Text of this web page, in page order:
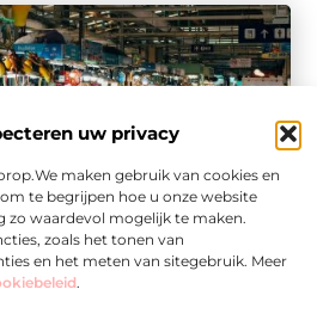
uw privacy
maken gebruik van cookies en
te begrijpen hoe u onze website
waardevol mogelijk te maken.
zoals het tonen van
en het meten van sitegebruik. Meer
.
in Hoofddorp voor
en Digitale Nomaden